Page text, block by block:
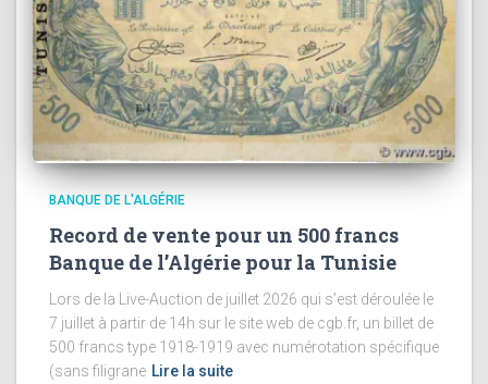
BANQUE DE L'ALGÉRIE
Record de vente pour un 500 francs
Banque de l’Algérie pour la Tunisie
Lors de la Live-Auction de juillet 2026 qui s’est déroulée le
7 juillet à partir de 14h sur le site web de cgb.fr, un billet de
500 francs type 1918-1919 avec numérotation spécifique
(sans filigrane Lire la suite